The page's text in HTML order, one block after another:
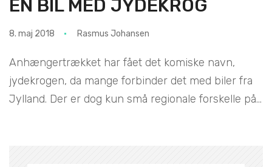
EN BIL MED JYDEKROG
8. maj 2018 Rasmus Johansen
Anhængertrækket har fået det komiske navn,
jydekrogen, da mange forbinder det med biler fra
Jylland. Der er dog kun små regionale forskelle på...